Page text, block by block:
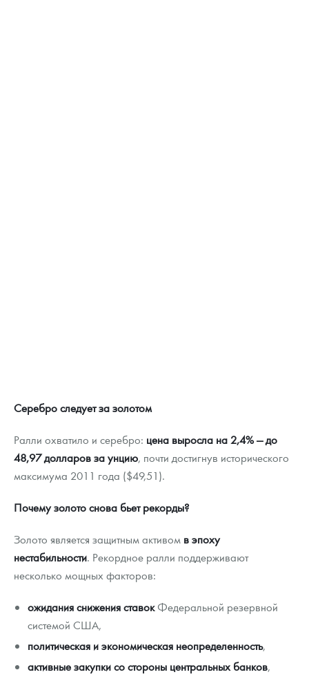
Серебро следует за золотом
Ралли охватило и серебро: цена выросла на 2,4% — до
48,97 долларов за унцию, почти достигнув исторического
максимума 2011 года ($49,51).
Почему золото снова бьет рекорды?
Золото является защитным активом в эпоху
нестабильности. Рекордное ралли поддерживают
несколько мощных факторов:
ожидания снижения ставокФедеральной резервной
системой США,
политическая и экономическая неопределенность,
активные закупки со стороны центральных банков,